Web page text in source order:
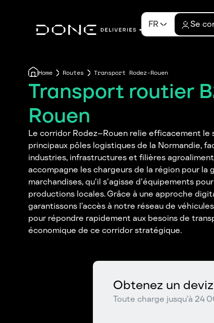
FR Se
Home Routes Transport Rodez-Rouen
Transport routier
Rouen
Le corridor Rodez–Rouen relie efficacement le
principaux pôles logistiques de la Normandie,
industries, infrastructures et filières
accompagne les chargeurs de la région pour la
marchandises, qu'il s'agisse d'équipements
productions locales. Grâce à une approche
garantissons l’accès à notre réseau de
pour répondre rapidement aux besoins de
économique de ce corridor stratégique.
Obtenez un
Toute charge jusqu’à 24